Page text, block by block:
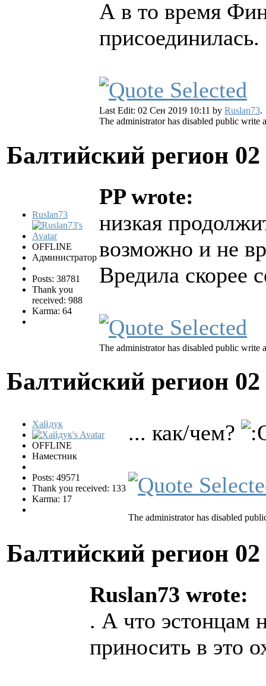
А в то время
присоединилась.
Last Edit: 02 Сен 2019 10:11 by Ruslan73.
The administrator has disabled public write
Балтийский регион
Ruslan73
OFFLINE
Администратор
Posts: 38781
Thank you
received: 988
Karma: 64
PP wrote:
низкая
возможно и не
Вредила скорее
The administrator has disabled public write
Балтийский регион
Хайдук
OFFLINE
Наместник
Posts: 49571
Thank you received: 133
Karma: 17
... как/чем?
The administrator has disabled
Балтийский регион
Ruslan73 wrote:
. А что эстонцам
приносить в это